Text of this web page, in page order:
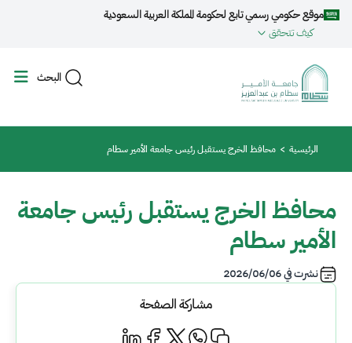
تجاوز إلى المحتوى الرئيسي
موقع حكومي رسمي تابع لحكومة المملكة العربية السعودية
كيف تتحقق
البحث
مسار التنقل
الرئيسية محافظ الخرج يستقبل رئيس جامعة الأمير سطام
محافظ الخرج يستقبل رئيس جامعة
الأمير سطام
نشرت في2026/06/06
مشاركة الصفحة